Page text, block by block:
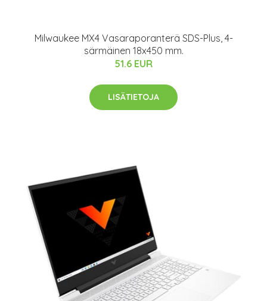
Milwaukee MX4 Vasaraporanterä SDS-Plus, 4-
särmäinen 18x450 mm.
51.6 EUR
LISÄTIETOJA